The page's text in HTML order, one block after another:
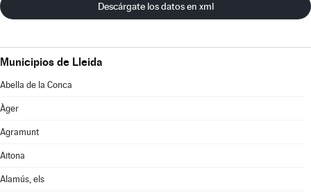
Descárgate los datos en xml
Municipios de Lleida
Abella de la Conca
Àger
Agramunt
Aitona
Alamús, els